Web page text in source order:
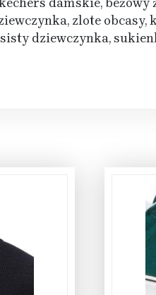
damskie,
zlote
dziewczynka,